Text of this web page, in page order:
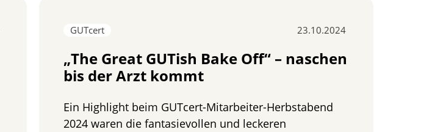
GUTcert 23.10.2024
„The Great GUTish Bake Off“ – naschen
bis der Arzt kommt
Ein Highlight beim GUTcert-Mitarbeiter-Herbstabend
2024 waren die fantasievollen und leckeren